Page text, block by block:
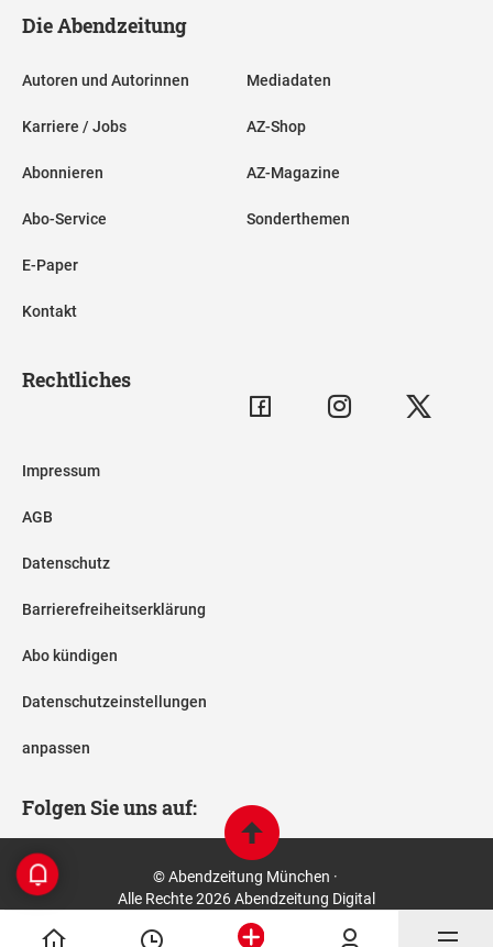
Die Abendzeitung
Autoren und Autorinnen
Karriere / Jobs
Abonnieren
Abo-Service
E-Paper
Kontakt
Mediadaten
AZ-Shop
AZ-Magazine
Sonderthemen
Rechtliches
Impressum
AGB
Datenschutz
Barrierefreiheitserklärung
Abo kündigen
Datenschutzeinstellungen
anpassen
Folgen Sie uns auf:
© Abendzeitung München ·
Alle Rechte 2026 Abendzeitung Digital